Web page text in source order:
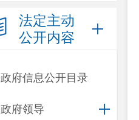
法定主动
公开内容
政府信息公开目录
政府领导